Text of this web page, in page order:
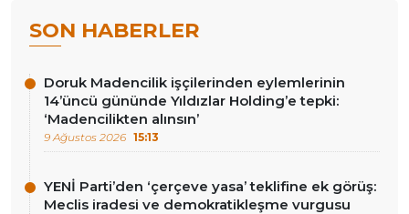
SON HABERLER
Doruk Madencilik işçilerinden eylemlerinin
14’üncü gününde Yıldızlar Holding’e tepki:
‘Madencilikten alınsın’
9 Ağustos 2026 15:13
YENİ Parti’den ‘çerçeve yasa’ teklifine ek görüş:
Meclis iradesi ve demokratikleşme vurgusu